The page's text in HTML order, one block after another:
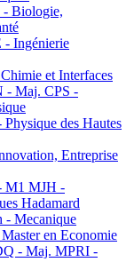
Biologie,
Ingénierie
et Interfaces
- Maj. CPS -
des Hautes
Entreprise
M1 MJH -
Hadamard
Mecanique
en Economie
- Maj. MPRI -